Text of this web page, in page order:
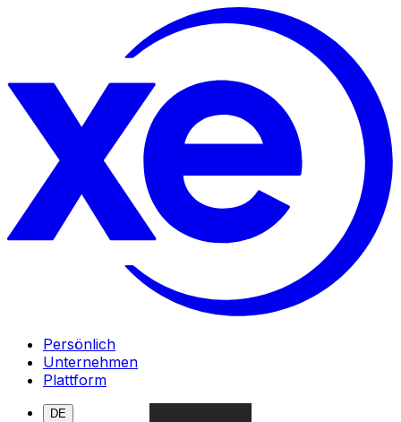
Persönlich
Unternehmen
Plattform
DE